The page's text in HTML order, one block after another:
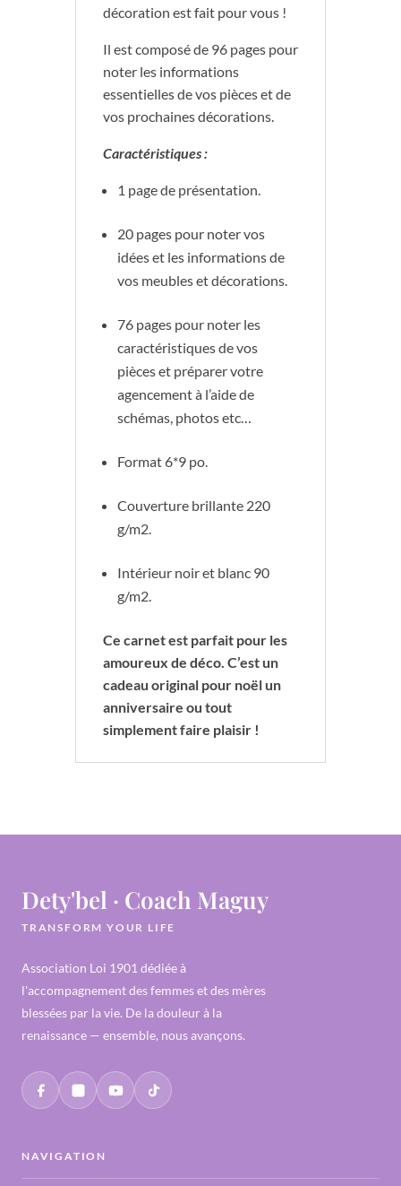
décoration est fait pour vous !
Il est composé de 96 pages pour
noter les informations
essentielles de vos pièces et de
vos prochaines décorations.
Caractéristiques :
1 page de présentation.
20 pages pour noter vos
idées et les informations de
vos meubles et décorations.
76 pages pour noter les
caractéristiques de vos
pièces et préparer votre
agencement à l’aide de
schémas, photos etc…
Format 6*9 po.
Couverture brillante 220
g/m2.
Intérieur noir et blanc 90
g/m2.
Ce carnet est parfait pour les
amoureux de déco. C’est un
cadeau original pour noël un
anniversaire ou tout
simplement faire plaisir !
Dety'bel · Coach Maguy
TRANSFORM YOUR LIFE
Association Loi 1901 dédiée à
l'accompagnement des femmes et des mères
blessées par la vie. De la douleur à la
renaissance — ensemble, nous avançons.
NAVIGATION